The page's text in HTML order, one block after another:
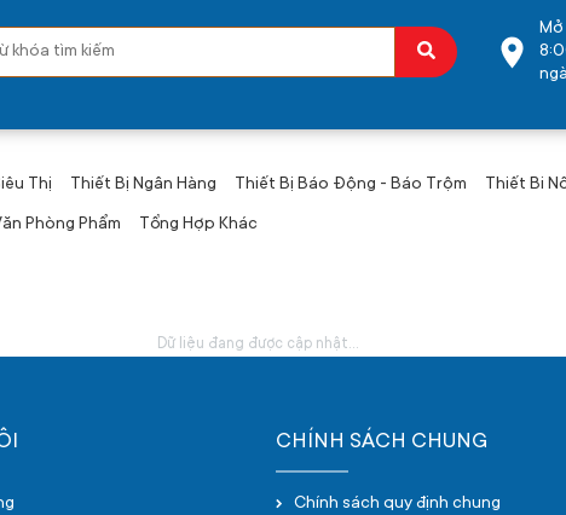
Thị Thiết Bị Ngân Hàng Thiết Bị Báo Động - Báo Trộm Thiết Bi
Phòng Phẩm Tổng Hợp Khác
Dữ liệu đang được cập nhật...
CHÍNH SÁCH CHUNG
Chính sách quy định chung